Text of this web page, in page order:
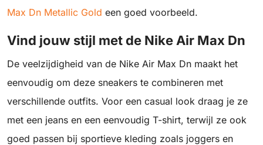
Max Dn Metallic Gold een goed voorbeeld.
Vind jouw stijl met de Nike Air Max Dn
De veelzijdigheid van de Nike Air Max Dn maakt het
eenvoudig om deze sneakers te combineren met
verschillende outfits. Voor een casual look draag je ze
met een jeans en een eenvoudig T-shirt, terwijl ze ook
goed passen bij sportieve kleding zoals joggers en